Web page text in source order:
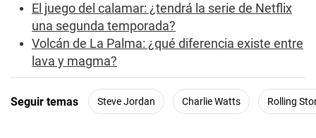
El juego del calamar: ¿tendrá la serie de Netflix
una segunda temporada?
Volcán de La Palma: ¿qué diferencia existe entre
lava y magma?
Seguir temas Steve Jordan Charlie Watts Rolling